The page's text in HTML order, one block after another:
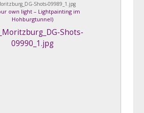
Shots-09989_1.jpg
own light – Lightpainting im
Hohburgtunnel)